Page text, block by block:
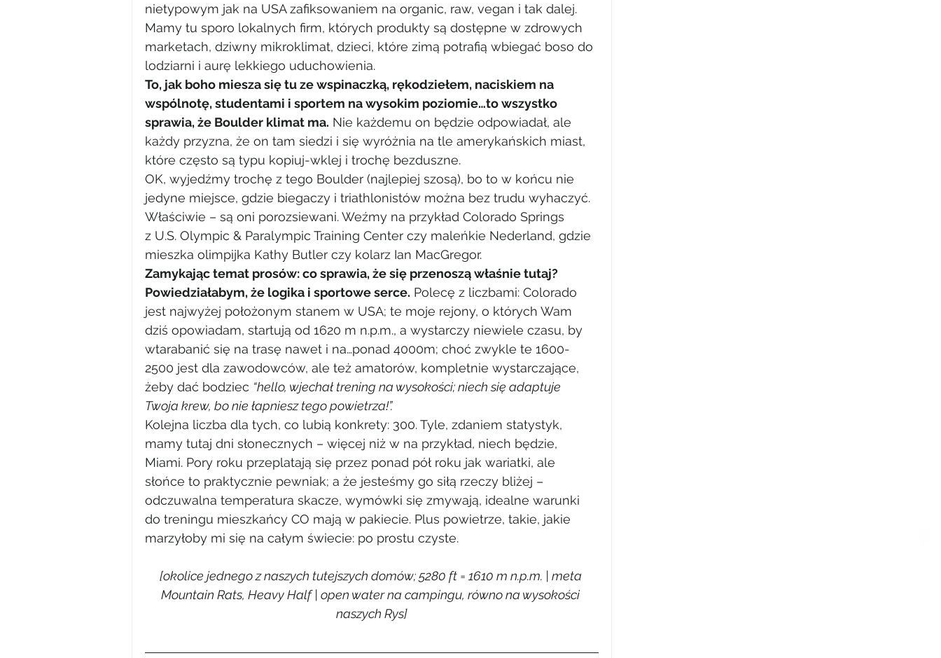
nietypowym jak na USA zafiksowaniem na organic, raw, vegan i tak dalej.
Mamy tu sporo lokalnych firm, których produkty są dostępne w zdrowych
marketach, dziwny mikroklimat, dzieci, które zimą potrafią wbiegać boso do
lodziarni i aurę lekkiego uduchowienia.
To, jak boho miesza się tu ze wspinaczką, rękodziełem, naciskiem na
wspólnotę, studentami i sportem na wysokim poziomie…to wszystko
sprawia, że Boulder klimat ma. Nie każdemu on będzie odpowiadał, ale
każdy przyzna, że on tam siedzi i się wyróżnia na tle amerykańskich miast,
które często są typu kopiuj-wklej i trochę bezduszne.
OK, wyjedźmy trochę z tego Boulder (najlepiej szosą), bo to w końcu nie
jedyne miejsce, gdzie biegaczy i triathlonistów można bez trudu wyhaczyć.
Właściwie – są oni porozsiewani. Weźmy na przykład Colorado Springs
z U.S. Olympic & Paralympic Training Center czy maleńkie Nederland, gdzie
mieszka olimpijka Kathy Butler czy kolarz Ian MacGregor.
Zamykając temat prosów: co sprawia, że się przenoszą właśnie tutaj?
Powiedziałabym, że logika i sportowe serce. Polecę z liczbami: Colorado
jest najwyżej położonym stanem w USA; te moje rejony, o których Wam
dziś opowiadam, startują od 1620 m n.p.m., a wystarczy niewiele czasu, by
wtarabanić się na trasę nawet i na…ponad 4000m; choć zwykle te 1600-
2500 jest dla zawodowców, ale też amatorów, kompletnie wystarczające,
żeby dać bodziec “hello, wjechał trening na wysokości; niech się adaptuje
Twoja krew, bo nie łapniesz tego powietrza!”.
Kolejna liczba dla tych, co lubią konkrety: 300. Tyle, zdaniem statystyk,
mamy tutaj dni słonecznych – więcej niż w na przykład, niech będzie,
Miami. Pory roku przeplatają się przez ponad pół roku jak wariatki, ale
słońce to praktycznie pewniak; a że jesteśmy go siłą rzeczy bliżej –
odczuwalna temperatura skacze, wymówki się zmywają, idealne warunki
do treningu mieszkańcy CO mają w pakiecie. Plus powietrze, takie, jakie
marzyłoby mi się na całym świecie: po prostu czyste.
[okolice jednego z naszych tutejszych domów; 5280 ft = 1610 m n.p.m. | meta
Mountain Rats, Heavy Half | open water na campingu, równo na wysokości
naszych Rys]